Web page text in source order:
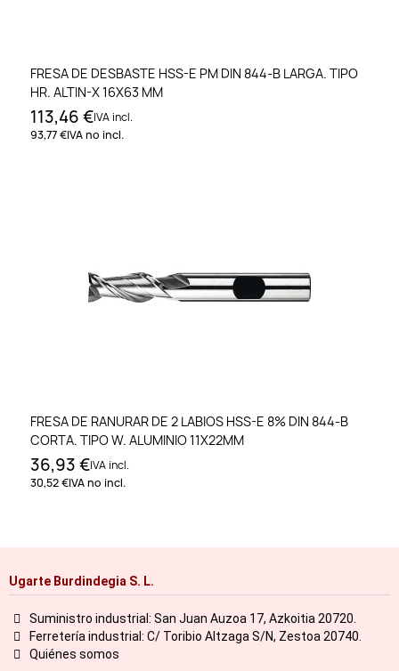
FRESA DE DESBASTE HSS-E PM DIN 844-B LARGA. TIPO
HR. ALTIN-X 16X63 MM
113,46 €IVA incl.
93,77 €IVA no incl.
FRESA DE RANURAR DE 2 LABIOS HSS-E 8% DIN 844-B
CORTA. TIPO W. ALUMINIO 11X22MM
36,93 €IVA incl.
30,52 €IVA no incl.
Ugarte Burdindegia S. L.
Suministro industrial: San Juan Auzoa 17, Azkoitia 20720.
Ferretería industrial: C/ Toribio Altzaga S/N, Zestoa 20740.
Quiénes somos